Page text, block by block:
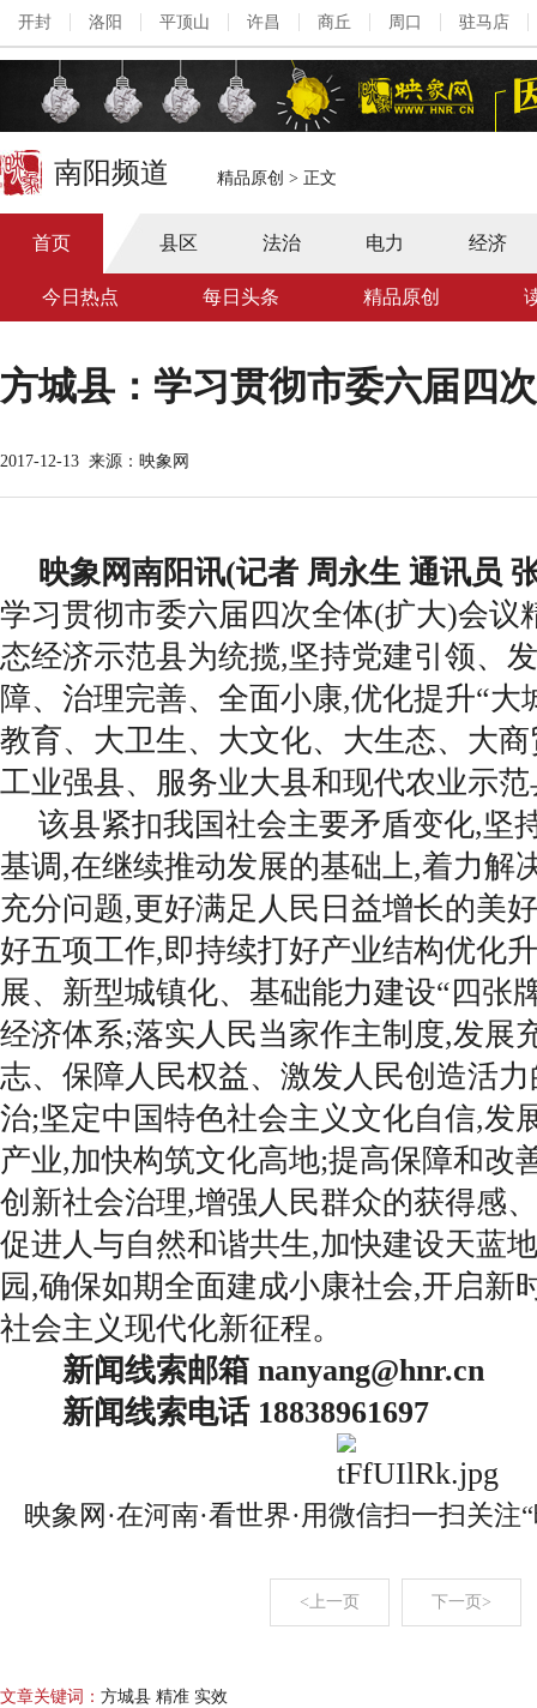
开封 洛阳 平顶山 许昌 商丘 周口 驻马店
南阳频道 精品原创 > 正文
首页 县区 法治 电力 经济
今日热点 每日头条 精品原创
方城县：学习贯彻市委六届四
2017-12-13 来源：映象网
映象网南阳讯(记者 周永生 通讯员
学习贯彻市委六届四次全体(扩大)会议
态经济示范县为统揽,坚持党建引领、
障、治理完善、全面小康,优化提升“大
教育、大卫生、大文化、大生态、大
工业强县、服务业大县和现代农业示
该县紧扣我国社会主要矛盾变化,坚
基调,在继续推动发展的基础上,着力解
充分问题,更好满足人民日益增长的美
好五项工作,即持续打好产业结构优化
展、新型城镇化、基础能力建设“四张
经济体系;落实人民当家作主制度,发展
志、保障人民权益、激发人民创造活
治;坚定中国特色社会主义文化自信,发
产业,加快构筑文化高地;提高保障和改
创新社会治理,增强人民群众的获得感
促进人与自然和谐共生,加快建设天蓝
园,确保如期全面建成小康社会,开启新
社会主义现代化新征程。
新闻线索邮箱 nanyang@hnr.cn
新闻线索电话 18838961697
映象网·在河南·看世界·用微信扫一扫关注
<上一页 下一页>
文章关键词： 方城县 精准 实效